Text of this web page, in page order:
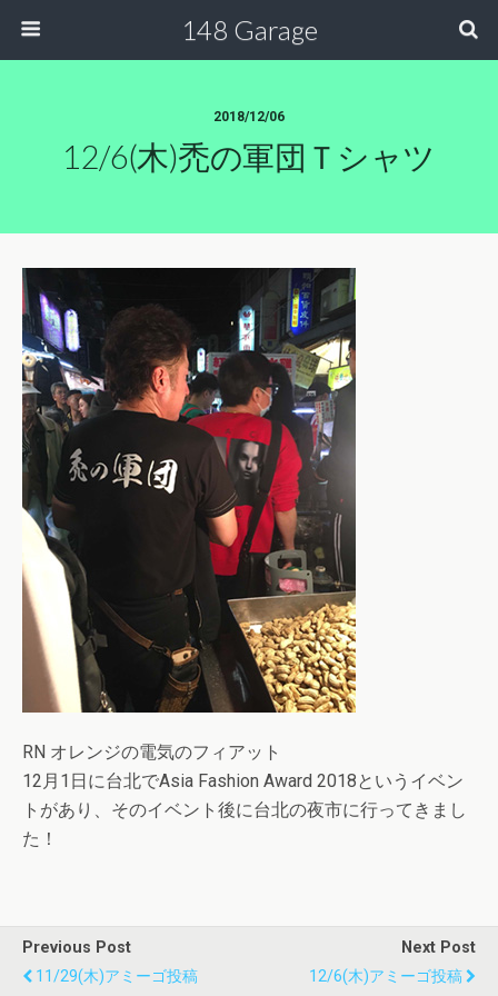
148 Garage
2018/12/06
12/6(木)禿の軍団Ｔシャツ
RN オレンジの電気のフィアット
12月1日に台北でAsia Fashion Award 2018というイベン
トがあり、そのイベント後に台北の夜市に行ってきまし
た！
Previous Post
11/29(木)アミーゴ投稿
Next Post
12/6(木)アミーゴ投稿